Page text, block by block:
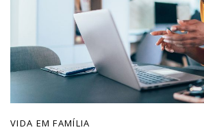
VIDA EM FAMÍLIA